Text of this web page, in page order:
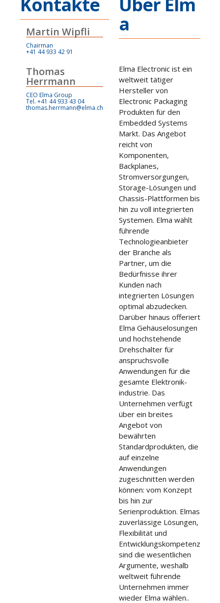
Martin Wipfli
Chairman
+41 44 933 42 91
Thomas
Herrmann
CEO Elma Group
Tel. +41 44 933 43 04
thomas.herrmann@elma.ch
a
Elma Electronic ist ein
weltweit tätiger
Hersteller von
Electronic Packaging
Produkten für den
Embedded Systems
Markt. Das Angebot
reicht von
Komponenten,
Backplanes,
Stromversorgungen,
Storage-Lösungen und
Chassis-Plattformen bis
hin zu voll integrierten
Systemen. Elma wählt
führende
Technologieanbieter
der Branche als
Partner, um die
Bedürfnisse ihrer
Kunden nach
integrierten Lösungen
optimal abzudecken.
Darüber hinaus offeriert
Elma Gehäuselosungen
und hochstehende
Drehschalter für
anspruchsvolle
Anwendungen für die
gesamte Elektronik-
industrie. Das
Unternehmen verfügt
über ein breites
Angebot von
bewährten
Standardprodukten, die
auf einzelne
Anwendungen
zugeschnitten werden
können: vom Konzept
bis hin zur
Serienproduktion. Elmas
zuverlässige Lösungen,
Flexibilität und
Entwicklungskompetenz
sind die wesentlichen
Argumente, weshalb
weltweit führende
Unternehmen immer
wieder Elma wählen..